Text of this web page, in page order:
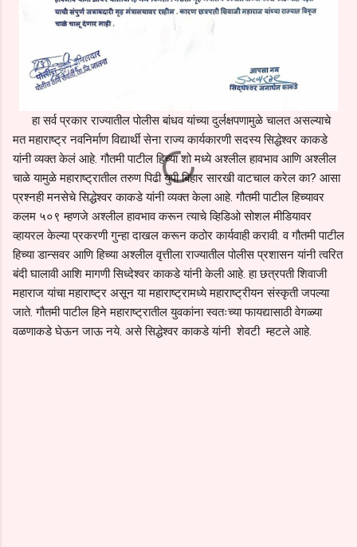
हा सर्व प्रकार राज्यातील पोलीस बांधव यांच्या दुर्लक्षपणामुळे चालत असल्याचे
मत महाराष्ट्र नवनिर्माण विद्यार्थी सेना राज्य कार्यकारणी सदस्य सिद्धेश्वर काकडे
यांनी व्यक्त केलं आहे. गौतमी पाटील हिच्या शो मध्ये अश्लील हावभाव आणि अश्लील
चाळे यामुळे महाराष्ट्रातील तरुण पिढी युपी बिहार सारखी वाटचाल करेल का? आसा
प्रश्नही मनसेचे सिद्धेश्वर काकडे यांनी व्यक्त केला आहे. गौतमी पाटील हिच्यावर
कलम ५०९ म्हणजे अश्लील हावभाव करून त्याचे व्हिडिओ सोशल मीडियावर
व्हायरल केल्या प्रकरणी गुन्हा दाखल करून कठोर कार्यवाही करावी. व गौतमी पाटील
हिच्या डान्सवर आणि हिच्या अश्लील वृत्तीला राज्यातील पोलीस प्रशासन यांनी त्वरित
बंदी घालावी आशि मागणी सिध्देश्वर काकडे यांनी केली आहे. हा छत्रपती शिवाजी
महाराज यांचा महाराष्ट्र असून या महाराष्ट्रामध्ये महाराष्ट्रीयन संस्कृती जपल्या
जाते. गौतमी पाटील हिने महाराष्ट्रातील युवकांना स्वतःच्या फायद्यासाठी वेगळ्या
वळणाकडे घेऊन जाऊ नये. असे सिद्धेश्वर काकडे यांनी शेवटी म्हटले आहे.